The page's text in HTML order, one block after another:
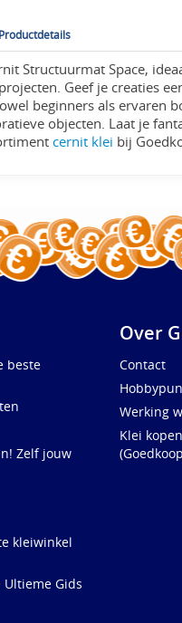
Productdetails
Structuurmat Space,
Geef je creaties
beginners als ervaren
objecten. Laat je
cernit klei bij
beste
Zelf jouw
kleiwinkel
Ultieme Gids
Over
Contact
Werking
Klei